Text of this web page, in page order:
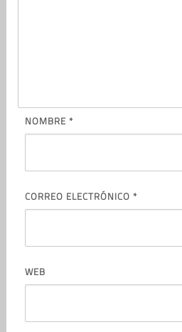
NOMBRE *
CORREO ELECTRÓNICO *
WEB